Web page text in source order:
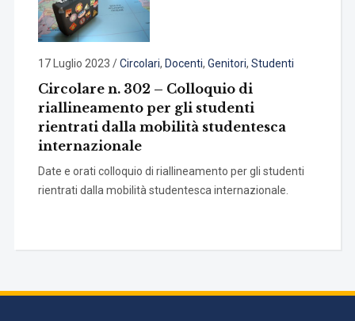
17 Luglio 2023 /Circolari, Docenti, Genitori, Studenti
Circolare n. 302 – Colloquio di
riallineamento per gli studenti
rientrati dalla mobilità studentesca
internazionale
Date e orati colloquio di riallineamento per gli studenti
rientrati dalla mobilità studentesca internazionale.